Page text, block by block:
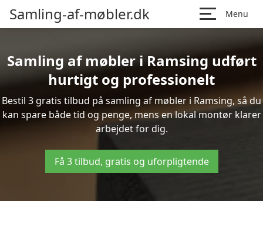
Samling-af-møbler.dk Menu
Samling af møbler i Ramsing udført
hurtigt og professionelt
Bestil 3 gratis tilbud på samling af møbler i Ramsing, så du
kan spare både tid og penge, mens en lokal montør klarer
arbejdet for dig.
Få 3 tilbud, gratis og uforpligtende